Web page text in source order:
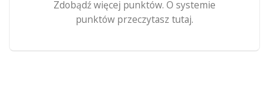
Zdobądź więcej punktów. O systemie
punktów przeczytasz tutaj.